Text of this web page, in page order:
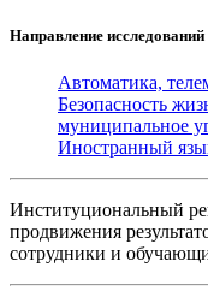
Направление исследований
Автоматика,
Безопасность
муниципальное
Иностранный
Институциональный
продвижения
сотрудники и